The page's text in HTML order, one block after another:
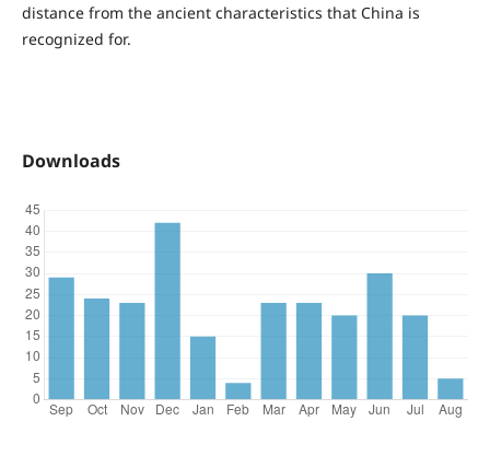
distance from the ancient characteristics that China is
recognized for.
Downloads